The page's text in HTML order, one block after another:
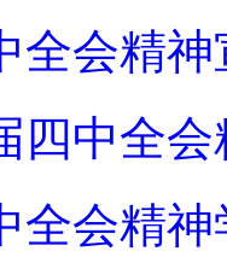
全会精
四中全
全会精